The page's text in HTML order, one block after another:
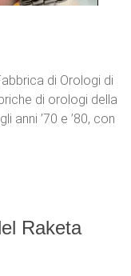
di Orologi di
di orologi della
anni ’70 e ’80, con
Raketa